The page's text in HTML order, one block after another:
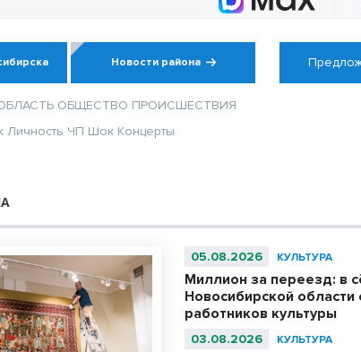
Новости района
ОБЩЕСТВО ПРОИСШЕСТВИЯ
Личность ЧП Шок Концерты
05.08.2026 КУЛЬТУРА
Миллион за переезд: в
Новосибирской области
работников культуры
03.08.2026 КУЛЬТУРА